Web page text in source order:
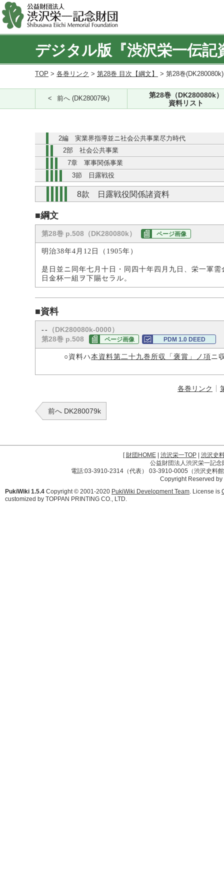
デジタル版『渋沢栄一伝記
TOP > 各巻リンク > 第28巻 目次【綱文】 > 第28巻
前へ (DK280079k)
第28巻（DK280080k）
資料リスト
2編 実業界指導並ニ社会公共事業尽力時代
2部 社会公共事業
7章 軍事関係事業
3節 日露戦役
8款 日露戦役関係諸資料
■綱文
第28巻 p.508（DK280080k） ページ画像
明治38年4月12日（1905年）
是日並ニ同年七月十日・同四十年四月九日、栄一軍
日金杯一組ヲ下賜セラル。
■資料
-- （DK280080k-0000）
第28巻 p.508
ページ画像 PDM 1.0 DEED
○資料ハ本資料第二十九巻所収「褒賞」ノ項 ニ
各巻リンク
前へ DK280079k
[財団HOME| 渋沢栄一TOP| 渋沢史
公益財団法人渋沢栄一記
電話:03-3910-2314（代表） 03-3910-0005（渋沢史料
Copyright Reserved
PukiWiki 1.5.4 Copyright © 2001-2020 PukiWiki Development Team. License is
customized by TOPPAN PRINTING CO., LTD.